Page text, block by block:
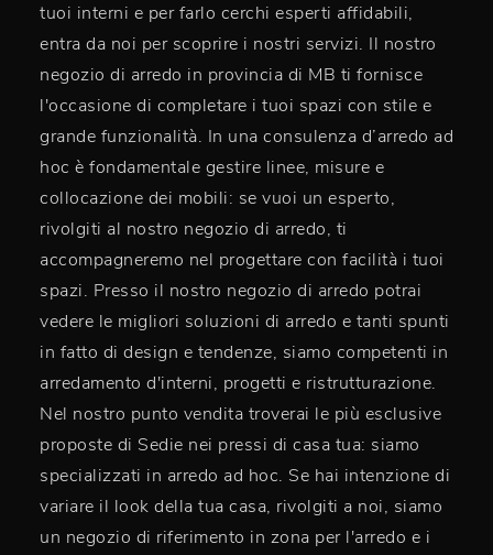
tuoi interni e per farlo cerchi esperti affidabili,
entra da noi per scoprire i nostri servizi. Il nostro
negozio di arredo in provincia di MB ti fornisce
l'occasione di completare i tuoi spazi con stile e
grande funzionalità. In una consulenza d’arredo ad
hoc è fondamentale gestire linee, misure e
collocazione dei mobili: se vuoi un esperto,
rivolgiti al nostro negozio di arredo, ti
accompagneremo nel progettare con facilità i tuoi
spazi. Presso il nostro negozio di arredo potrai
vedere le migliori soluzioni di arredo e tanti spunti
in fatto di design e tendenze, siamo competenti in
arredamento d'interni, progetti e ristrutturazione.
Nel nostro punto vendita troverai le più esclusive
proposte di Sedie nei pressi di casa tua: siamo
specializzati in arredo ad hoc. Se hai intenzione di
variare il look della tua casa, rivolgiti a noi, siamo
un negozio di riferimento in zona per l'arredo e i